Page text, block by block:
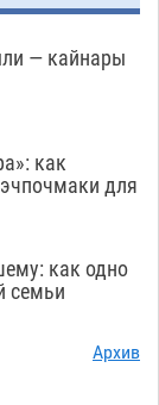
помогла
новой
06.08 375
малыш
06.08
— кайнары
как
для
как одно
семьи
Архив